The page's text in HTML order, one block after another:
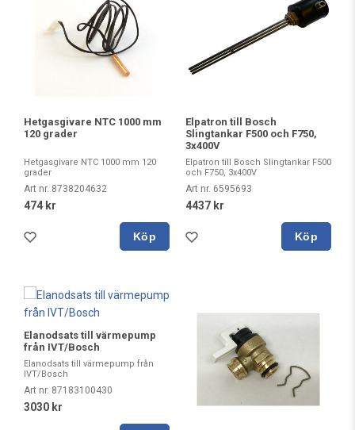
Hetgasgivare NTC 1000 mm
120 grader
Hetgasgivare NTC 1000 mm 120
grader
Art nr. 8738204632
474 kr
Köp
Elpatron till Bosch
Slingtankar F500 och F750,
3x400V
Elpatron till Bosch Slingtankar F500
och F750, 3x400V
Art nr. 6595693
4437 kr
Köp
Elanodsats till värmepump
från IVT/Bosch
Elanodsats till värmepump från
IVT/Bosch
Art nr. 87183100430
3030 kr